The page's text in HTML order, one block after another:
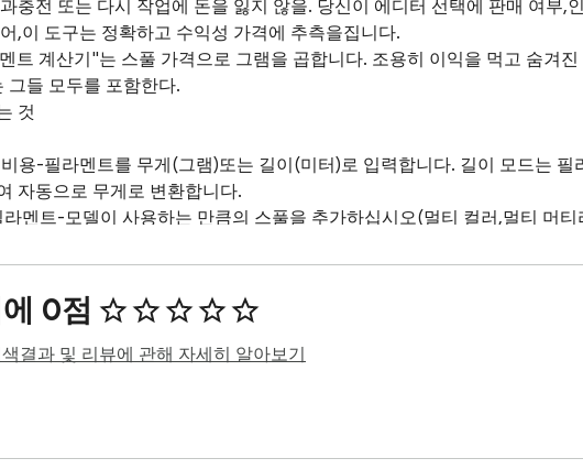
충전 또는 다시 작업에 돈을 잃지 않을. 당신이 에디터 선택에 판매 여부,
,이 도구는 정확하고 수익성 가격에 추측을집니다.
트 계산기"는 스풀 가격으로 그램을 곱합니다. 조용히 이익을 먹고 숨겨
그들 모두를 포함한다.
것
용-필라멘트를 무게(그램)또는 길이(미터)로 입력합니다. 길이 모드는
자동으로 무게로 변환합니다.
멘트-모델이 사용하는 만큼의 스풀을 추가하십시오(멀티 컬러,멀티 머
와트 수,인쇄 시간,해당 지역의 킬로와트 속도.
상각-시간의 수명에 걸쳐 프린터의 비용을 상각,그래서 각 인쇄 기계 비
한 인쇄를 커버하는 비율을 추가,그래서 나쁜 인쇄는 여백을 닦아하지 않
—슬라이스,준비 및 후 처리에 소요되는 시간에 대한 요금.
을 사용하면 인쇄물을 실제 판매 통화로 가격을 책정 할 수 있습니다.
0점
결과 및 리뷰에 관해 자세히 알아보기